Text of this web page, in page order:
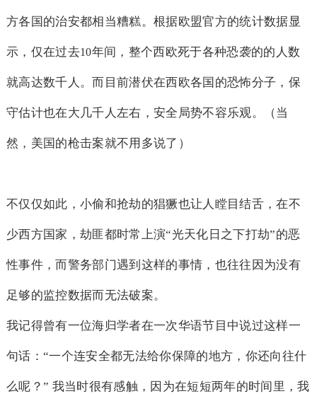
方各国的治安都相当糟糕。根据欧盟官方的统计数据显
示，仅在过去10年间，整个西欧死于各种恐袭的的人数
就高达数千人。而目前潜伏在西欧各国的恐怖分子，保
守估计也在大几千人左右，安全局势不容乐观。（当
然，美国的枪击案就不用多说了）
不仅仅如此，小偷和抢劫的猖獗也让人瞠目结舌，在不
少西方国家，劫匪都时常上演“光天化日之下打劫”的恶
性事件，而警务部门遇到这样的事情，也往往因为没有
足够的监控数据而无法破案。
我记得曾有一位海归学者在一次华语节目中说过这样一
句话：“一个连安全都无法给你保障的地方，你还向往什
么呢？” 我当时很有感触，因为在短短两年的时间里，我